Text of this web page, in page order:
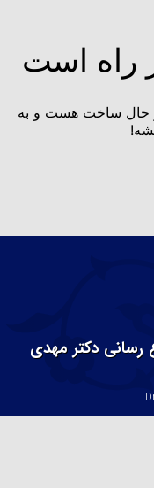
راه است
حال ساخت هست و به
دکتر مهدی